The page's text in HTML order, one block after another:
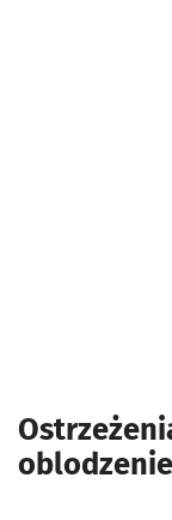
oblodzenie